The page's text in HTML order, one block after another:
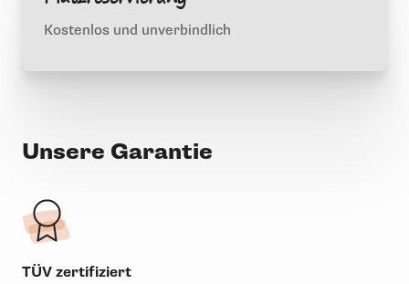
Kostenlos und unverbindlich
Unsere Garantie
TÜV zertifiziert